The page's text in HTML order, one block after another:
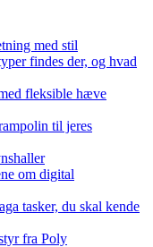
med stil
findes der, og hvad
fleksible hæve
til jeres
om digital
tasker, du skal kende
fra Poly